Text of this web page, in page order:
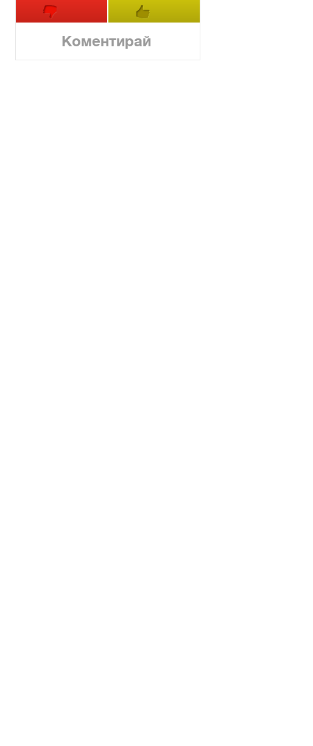
Коментирай